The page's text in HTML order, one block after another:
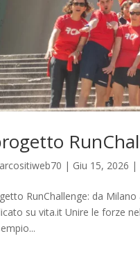
| Giu 15, 2026 |
RunChallenge: da
su vita.it Unire le forze